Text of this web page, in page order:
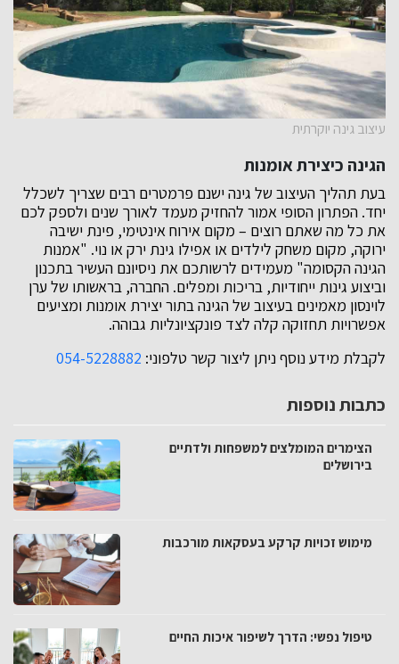
עיצוב גינה יוקרתית
הגינה כיצירת אומנות
בעת תהליך העיצוב של גינה ישנם פרמטרים רבים שצריך לשכלל
יחד. הפתרון הסופי אמור להחזיק מעמד לאורך שנים ולספק לכם
את כל מה שאתם רוצים – מקום אירוח אינטימי, פינת ישיבה
ירוקה, מקום משחק לילדים או אפילו גינת ירק או נוי. "אמנות
הגינה הקסומה" מעמידים לרשותכם את ניסיונם העשיר בתכנון
וביצוע גינות ייחודיות, בריכות ומפלים. החברה, בראשותו של ערן
לוינסון מאמינים בעיצוב של הגינה בתור יצירת אומנות ומציעים
אפשרויות תחזוקה קלה לצד פונקציונליות גבוהה.
לקבלת מידע נוסף ניתן ליצור קשר טלפוני: 054-5228882
כתבות נוספות
הצימרים המומלצים למשפחות ולדתיים
בירושלים
מימוש זכויות קרקע בעסקאות מורכבות
טיפול נפשי: הדרך לשיפור איכות החיים